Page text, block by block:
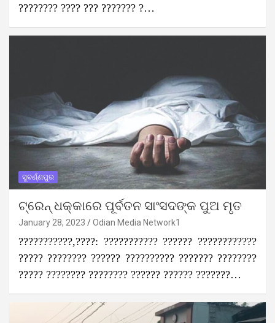
???????? ???? ??? ??????? ?…
ସୁବର୍ଣ୍ଣପୁର
ଟ୍ରେନ୍‌ ଧକ୍କାରେ ପୂର୍ବତନ ସାଂସଦଙ୍କ ପୁଅ ମୃତ
January 28, 2023 Odian Media Network1
???????????,????: ??????????? ?????? ????????????
????? ???????? ?????? ?????????? ??????? ????????
????? ???????? ???????? ?????? ?????? ???????…